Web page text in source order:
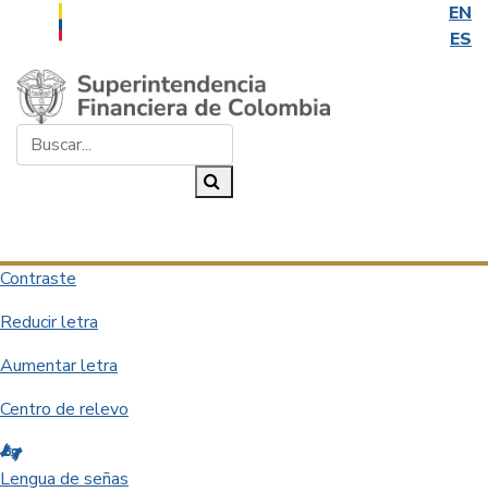
EN
ES
Saltar al contenido principal
Contraste
Reducir letra
Aumentar letra
Centro de relevo
Lengua de señas